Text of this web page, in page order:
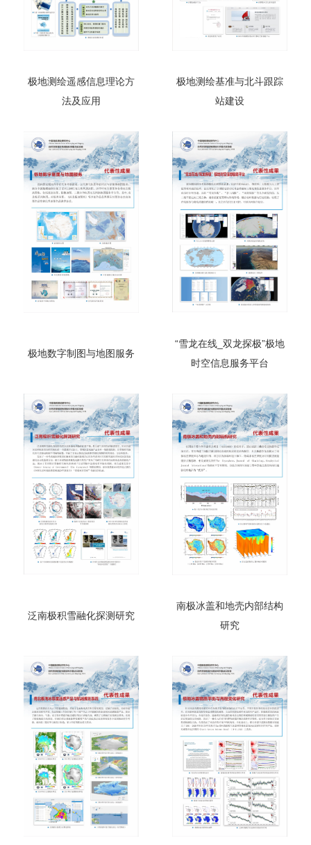
极地测绘遥感信息理论方
法及应用
极地测绘基准与北斗跟踪
站建设
极地数字制图与地图服务
“雪龙在线_双龙探极”极地
时空信息服务平台
泛南极积雪融化探测研究
南极冰盖和地壳内部结构
研究